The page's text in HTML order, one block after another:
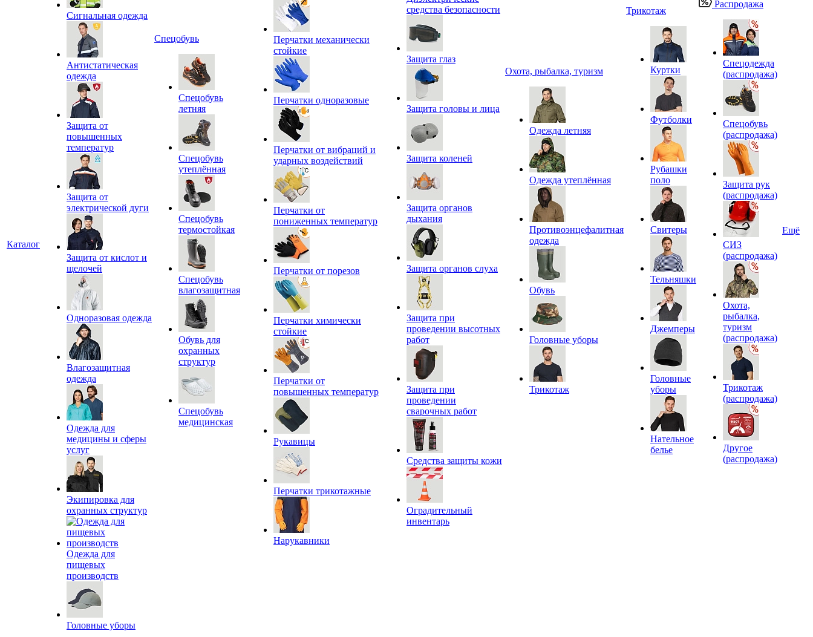
Каталог
Сигнальная одежда
Антистатическая
одежда
Защита от
повышенных
температур
Защита от
электрической дуги
Защита от кислот и
щелочей
Одноразовая одежда
Влагозащитная
одежда
Одежда для
медицины и сферы
услуг
Экипировка для
охранных структур
Одежда для
пищевых
производств
Головные уборы
Спецобувь
Спецобувь
летняя
Спецобувь
утеплённая
Спецобувь
термостойкая
Спецобувь
влагозащитная
Обувь для
охранных
структур
Спецобувь
медицинская
Перчатки механически
стойкие
Перчатки одноразовые
Перчатки от вибраций и
ударных воздействий
Перчатки от
пониженных температур
Перчатки от порезов
Перчатки химически
стойкие
Перчатки от
повышенных температур
Рукавицы
Перчатки трикотажные
Нарукавники
средства безопасности
Защита глаз
Защита головы и лица
Защита коленей
Защита органов
дыхания
Защита органов слуха
Защита при
проведении высотных
работ
Защита при
проведении
сварочных работ
Средства защиты кожи
Оградительный
инвентарь
Охота, рыбалка, туризм
Одежда летняя
Одежда утеплённая
Противоэнцефалитная
одежда
Обувь
Головные уборы
Трикотаж
Трикотаж
Куртки
Футболки
Рубашки
поло
Свитеры
Тельняшки
Джемперы
Головные
уборы
Нательное
белье
Распродажа
Спецодежда
(распродажа)
Спецобувь
(распродажа)
Защита рук
(распродажа)
СИЗ
(распродажа)
Охота,
рыбалка,
туризм
(распродажа)
Трикотаж
(распродажа)
Другое
(распродажа)
Ещё